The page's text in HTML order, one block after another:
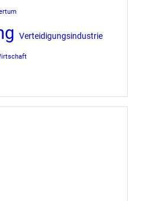
Verteidigungsindustrie